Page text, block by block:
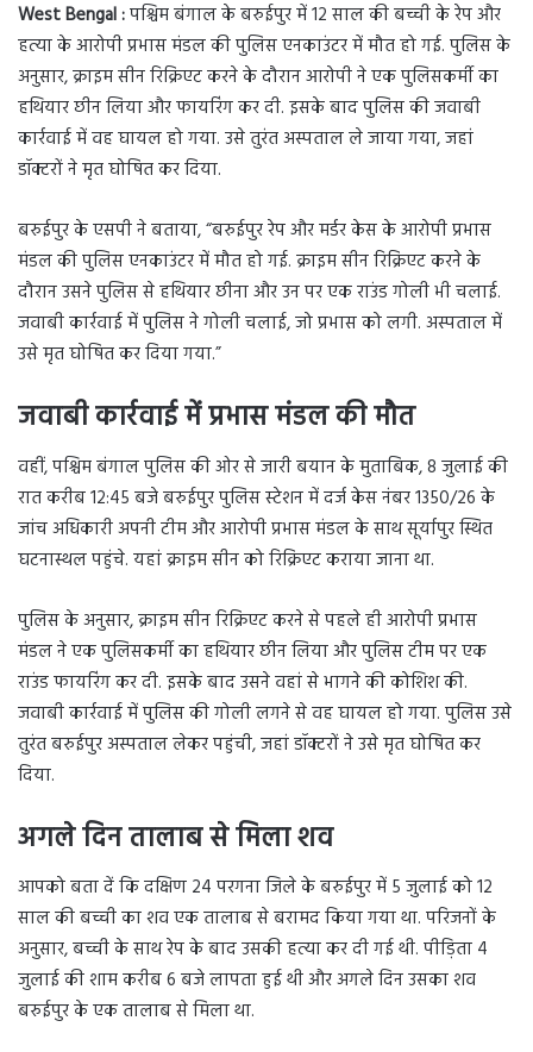
West Bengal :पश्चिम बंगाल के बरुईपुर में 12 साल की बच्ची के रेप और
हत्या के आरोपी प्रभास मंडल की पुलिस एनकाउंटर में मौत हो गई. पुलिस के
अनुसार, क्राइम सीन रिक्रिएट करने के दौरान आरोपी ने एक पुलिसकर्मी का
हथियार छीन लिया और फायरिंग कर दी. इसके बाद पुलिस की जवाबी
कार्रवाई में वह घायल हो गया. उसे तुरंत अस्पताल ले जाया गया, जहां
डॉक्टरों ने मृत घोषित कर दिया.
बरुईपुर के एसपी ने बताया, “बरुईपुर रेप और मर्डर केस के आरोपी प्रभास
मंडल की पुलिस एनकाउंटर में मौत हो गई. क्राइम सीन रिक्रिएट करने के
दौरान उसने पुलिस से हथियार छीना और उन पर एक राउंड गोली भी चलाई.
जवाबी कार्रवाई में पुलिस ने गोली चलाई, जो प्रभास को लगी. अस्पताल में
उसे मृत घोषित कर दिया गया.”
जवाबी कार्रवाई में प्रभास मंडल की मौत
वहीं, पश्चिम बंगाल पुलिस की ओर से जारी बयान के मुताबिक, 8 जुलाई की
रात करीब 12:45 बजे बरुईपुर पुलिस स्टेशन में दर्ज केस नंबर 1350/26 के
जांच अधिकारी अपनी टीम और आरोपी प्रभास मंडल के साथ सूर्यापुर स्थित
घटनास्थल पहुंचे. यहां क्राइम सीन को रिक्रिएट कराया जाना था.
पुलिस के अनुसार, क्राइम सीन रिक्रिएट करने से पहले ही आरोपी प्रभास
मंडल ने एक पुलिसकर्मी का हथियार छीन लिया और पुलिस टीम पर एक
राउंड फायरिंग कर दी. इसके बाद उसने वहां से भागने की कोशिश की.
जवाबी कार्रवाई में पुलिस की गोली लगने से वह घायल हो गया. पुलिस उसे
तुरंत बरुईपुर अस्पताल लेकर पहुंची, जहां डॉक्टरों ने उसे मृत घोषित कर
दिया.
अगले दिन तालाब से मिला शव
आपको बता दें कि दक्षिण 24 परगना जिले के बरुईपुर में 5 जुलाई को 12
साल की बच्ची का शव एक तालाब से बरामद किया गया था. परिजनों के
अनुसार, बच्ची के साथ रेप के बाद उसकी हत्या कर दी गई थी. पीड़िता 4
जुलाई की शाम करीब 6 बजे लापता हुई थी और अगले दिन उसका शव
बरुईपुर के एक तालाब से मिला था.